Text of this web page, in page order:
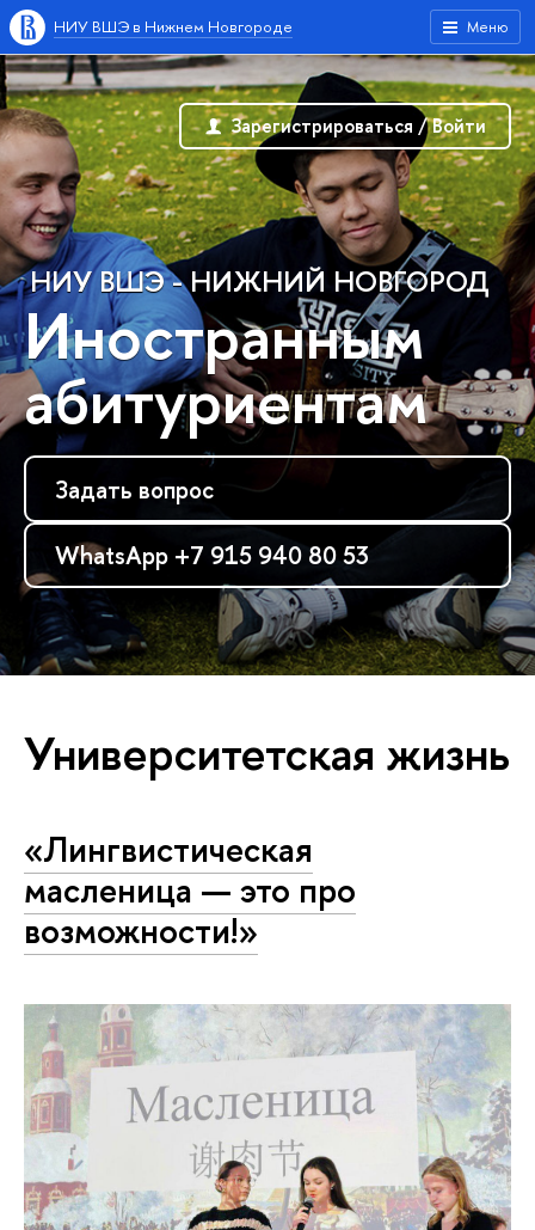
Меню
НИУ ВШЭ в Нижнем Новгороде
НИУ ВШЭ - НИЖНИЙ НОВГОРОД
Иностранным
абитуриентам
Задать вопрос
WhatsApp +7 915 940 80 53
Зарегистрироваться / Войти
Университетская жизнь
«Лингвистическая
масленица — это про
возможности!»